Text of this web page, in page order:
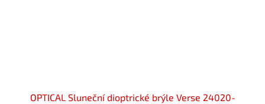
OPTICAL Sluneční dioptrické brýle Verse 24020-